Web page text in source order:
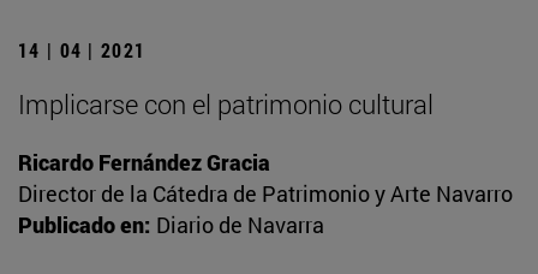
14 | 04 | 2021
Implicarse con el patrimonio cultural
Ricardo Fernández Gracia
Director de la Cátedra de Patrimonio y Arte Navarro
Publicado en: Diario de Navarra